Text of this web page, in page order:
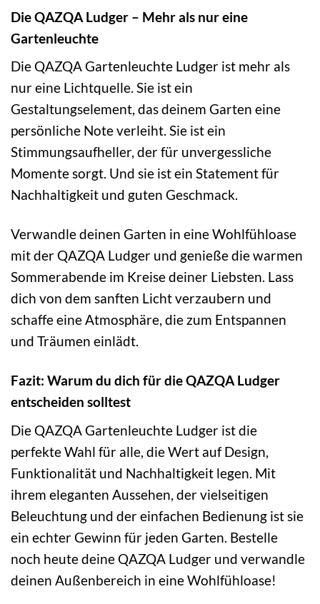
Die QAZQA Ludger – Mehr als nur eine
Gartenleuchte
Die QAZQA Gartenleuchte Ludger ist mehr als
nur eine Lichtquelle. Sie ist ein
Gestaltungselement, das deinem Garten eine
persönliche Note verleiht. Sie ist ein
Stimmungsaufheller, der für unvergessliche
Momente sorgt. Und sie ist ein Statement für
Nachhaltigkeit und guten Geschmack.
Verwandle deinen Garten in eine Wohlfühloase
mit der QAZQA Ludger und genieße die warmen
Sommerabende im Kreise deiner Liebsten. Lass
dich von dem sanften Licht verzaubern und
schaffe eine Atmosphäre, die zum Entspannen
und Träumen einlädt.
Fazit: Warum du dich für die QAZQA Ludger
entscheiden solltest
Die QAZQA Gartenleuchte Ludger ist die
perfekte Wahl für alle, die Wert auf Design,
Funktionalität und Nachhaltigkeit legen. Mit
ihrem eleganten Aussehen, der vielseitigen
Beleuchtung und der einfachen Bedienung ist sie
ein echter Gewinn für jeden Garten. Bestelle
noch heute deine QAZQA Ludger und verwandle
deinen Außenbereich in eine Wohlfühloase!